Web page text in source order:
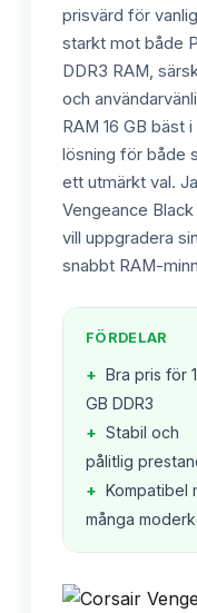
prisvärd för
starkt mot både
DDR3 RAM,
och
RAM 16 GB bäst
lösning för både
ett utmärkt val.
Vengeance Black
vill uppgradera
snabbt RAM-
FÖRDELAR
+ Bra pris för
GB DDR3
+ Stabil och
pålitlig
+ Kompatibel
många